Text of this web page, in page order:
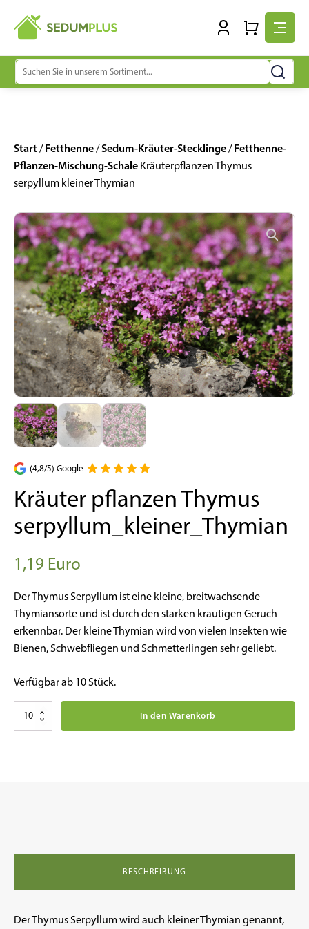
Suchen
nach:
Start/Fetthenne/Sedum-Kräuter-Stecklinge/Fetthenne-
Pflanzen-Mischung-Schale Kräuterpflanzen Thymus
serpyllum kleiner Thymian
(4,8/5) Google
Kräuter pflanzen Thymus
serpyllum_kleiner_Thymian
1,19 Euro
Der Thymus Serpyllum ist eine kleine, breitwachsende
Thymiansorte und ist durch den starken krautigen Geruch
erkennbar. Der kleine Thymian wird von vielen Insekten wie
Bienen, Schwebfliegen und Schmetterlingen sehr geliebt.
Verfügbar ab 10 Stück.
Kruiden
In den Warenkorb
BESCHREIBUNG
Der Thymus Serpyllum wird auch kleiner Thymian genannt,